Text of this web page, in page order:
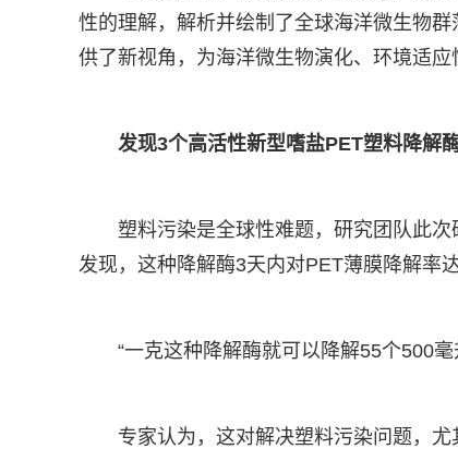
性的理解，解析并绘制了全球海洋微生物
供了新视角，为海洋微生物演化、环境适应
发现3个高活性新型嗜盐PET塑料降解
塑料污染是全球性难题，研究团队此
发现，这种降解酶3天内对PET薄膜降解率
“一克这种降解酶就可以降解55个500
专家认为，这对解决塑料污染问题，